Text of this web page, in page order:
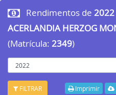
Rendimentos de 2022
ACERLANDIA HERZOG
(Matrícula: 2349)
ano
FILTRAR Imprimir